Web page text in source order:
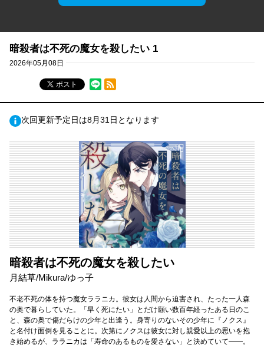
暗殺者は不死の魔女を殺したい 1
2026年05月08日
ポスト
RSSフィード
次回更新予定日は8月31日となります
暗殺者は不死の魔女を殺したい
月結草/Mikura/ゆっ子
不老不死の体を持つ魔女ララニカ。彼女は人間から迫害され、たった一人森
の奥で暮らしていた。「早く死にたい」とだけ願い数百年経ったある日のこ
と、森の奥で傷だらけの少年と出逢う。身寄りのないその少年に『ノクス』
と名付け面倒を見ることに。次第にノクスは彼女に対し親愛以上の思いを抱
き始めるが、ララニカは「寿命のあるものを愛さない」と決めていて――。